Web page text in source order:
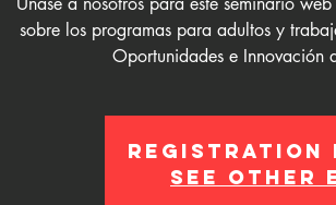
sobre los programas para adultos y
Oportunidades e Innovación
Registration
See other